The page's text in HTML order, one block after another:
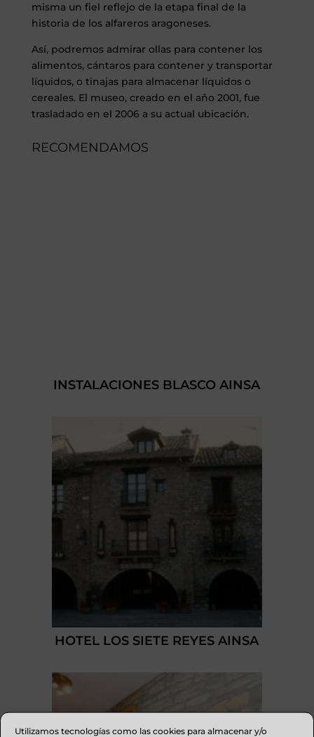
Utilizamos tecnologías como las cookies para almacenar y/o
misma un fiel reflejo de la etapa final de la
historia de los alfareros aragoneses.
Así, podremos admirar ollas para contener los
alimentos, cántaros para contener y transportar
líquidos, o tinajas para almacenar líquidos o
cereales. El museo, creado en el año 2001, fue
trasladado en el 2006 a su actual ubicación.
RECOMENDAMOS
INSTALACIONES BLASCO AINSA
HOTEL LOS SIETE REYES AINSA